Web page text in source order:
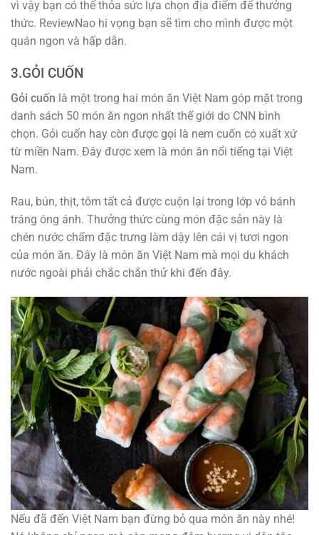
vì vậy bạn có thể thỏa sức lựa chọn địa điểm để thưởng
thức. ReviewNao hi vọng bạn sẽ tìm cho mình được một
quán ngon và hấp dẫn.
3.GỎI CUỐN
Gỏi cuốn là một trong hai món ăn Việt Nam góp mặt trong
danh sách 50 món ăn ngon nhất thế giới do CNN bình
chọn. Gỏi cuốn hay còn được gọi là nem cuốn có xuất xứ
từ miền Nam. Đây được xem là món ăn nổi tiếng tại Việt
Nam.
Rau, bún, thịt, tôm tất cả được cuộn lại trong lớp vỏ bánh
tráng óng ánh. Thưởng thức cùng món đặc sản này là
chén nước chấm đặc trưng làm dậy lên cái vị tươi ngon
của món ăn. Đây là món ăn Việt Nam mà mọi du khách
nước ngoài phải chắc chắn thử khi đến đây.
Nếu đã đến Việt Nam bạn đừng bỏ qua món ăn này nhé!